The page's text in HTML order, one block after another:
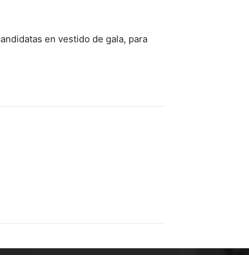
en vestido de gala, para